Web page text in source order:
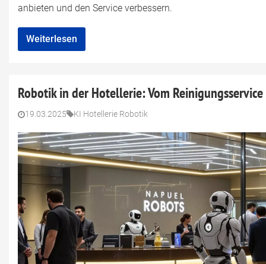
anbieten und den Service verbessern.
Weiterlesen
Robotik in der Hotellerie: Vom
19.03.2025 KI Hotellerie Robotik